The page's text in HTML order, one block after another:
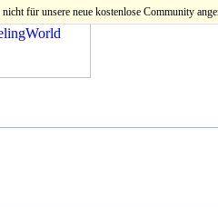
für unsere neue kostenlose Community